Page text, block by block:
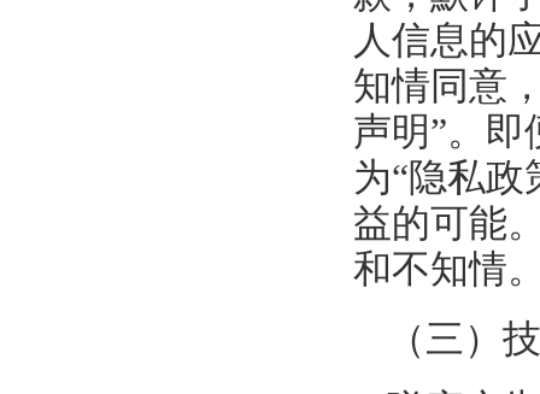
人信息的
知情同意
声明”。即
为“隐私
益的可能
和不知情
（三）